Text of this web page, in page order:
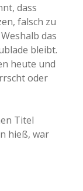
dass
falsch zu
das
bleibt.
heute und
oder
Titel
hieß, war